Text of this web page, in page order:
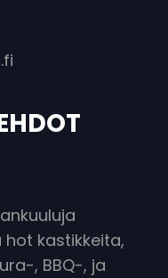
hot kastikkeita,
, BBQ-, ja